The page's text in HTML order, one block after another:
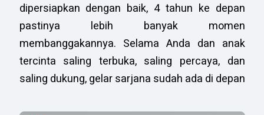
dipersiapkan dengan baik, 4 tahun ke depan
pastinya lebih banyak momen
membanggakannya. Selama Anda dan anak
tercinta saling terbuka, saling percaya, dan
saling dukung, gelar sarjana sudah ada di depan